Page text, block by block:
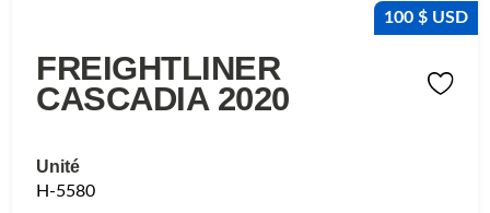
100 $ USD
FREIGHTLINER
CASCADIA 2020
Unité
H-5580